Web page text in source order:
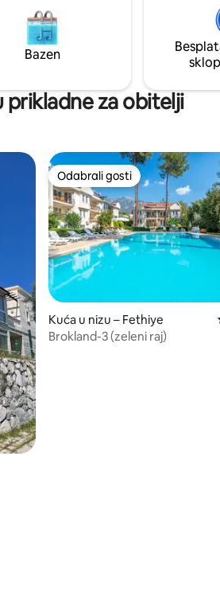
od
na vrt i mirnom planinskom
mirnom odmoru na Egeju.
Bazen
prikladne za obitelji
Odabrali gosti
Odabrali gosti
Kuća u nizu – Fethiye
Brokland-3 (zeleni raj)